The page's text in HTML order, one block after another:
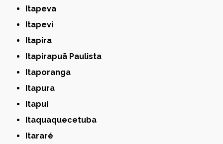
Itapeva
Itapevi
Itapira
Itapirapuã Paulista
Itaporanga
Itapura
Itapuí
Itaquaquecetuba
Itararé